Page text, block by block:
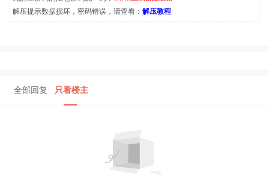
解压提示数据损坏，密码错误，请查看： 解压教程
全部回复 只看楼主